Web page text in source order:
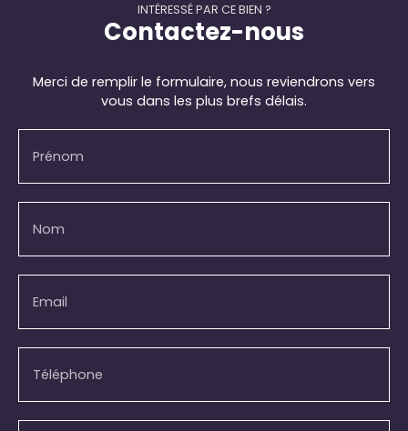
INTÉRESSÉ PAR CE BIEN ?
Contactez-nous
Merci de remplir le formulaire, nous reviendrons vers
vous dans les plus brefs délais.
Prénom
Nom
Email
Téléphone